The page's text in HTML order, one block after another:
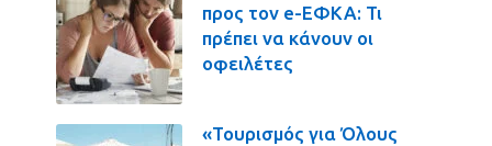
προς τον e-ΕΦΚΑ: Τι
πρέπει να κάνουν οι
οφειλέτες
«Τουρισμός για Όλους